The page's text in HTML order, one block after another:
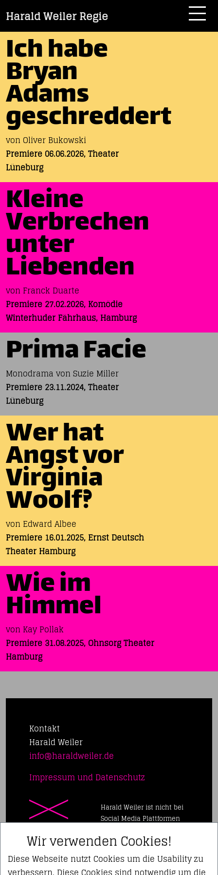
Harald Weiler Regie
Ich habe
Bryan
Adams
geschreddert
von Oliver Bukowski
Premiere 06.06.2026, Theater
Lüneburg
Kleine
Verbrechen
unter
Liebenden
von Franck Duarte
Premiere 27.02.2026, Komödie
Winterhuder Fährhaus, Hamburg
Prima Facie
Monodrama von Suzie Miller
Premiere 23.11.2024, Theater
Lüneburg
Wer hat
Angst vor
Virginia
Woolf?
von Edward Albee
Premiere 16.01.2025, Ernst Deutsch
Theater Hamburg
Wie im
Himmel
von Kay Pollak
Premiere 31.08.2025, Ohnsorg Theater
Hamburg
Kontakt
Harald Weiler
ed.reliewdlarah@ofni
Impressum und Datenschutz
Harald Weiler ist nicht bei
Social Media Plattformen
Wir verwenden Cookies!
Diese Webseite nutzt Cookies um die Usability zu